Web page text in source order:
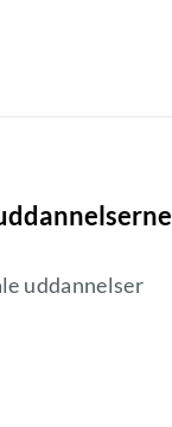
uddannelser